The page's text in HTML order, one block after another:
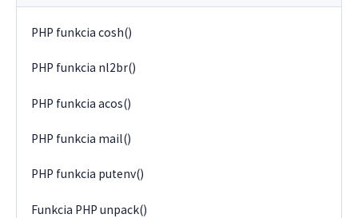
PHP funkcia cosh()
PHP funkcia nl2br()
PHP funkcia acos()
PHP funkcia mail()
PHP funkcia putenv()
Funkcia PHP unpack()